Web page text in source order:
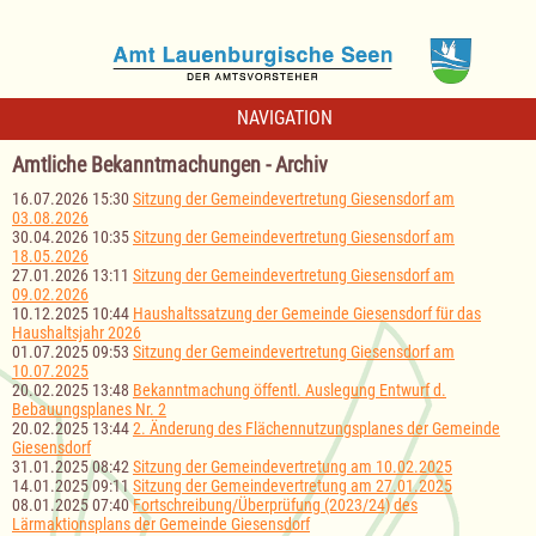
NAVIGATION
Amtliche Bekanntmachungen - Archiv
16.07.2026 15:30 Sitzung der Gemeindevertretung Giesensdorf am
03.08.2026
30.04.2026 10:35Sitzung der Gemeindevertretung Giesensdorf am
18.05.2026
27.01.2026 13:11 Sitzung der Gemeindevertretung Giesensdorf am
09.02.2026
10.12.2025 10:44 Haushaltssatzung der Gemeinde Giesensdorf für das
Haushaltsjahr 2026
01.07.2025 09:53 Sitzung der Gemeindevertretung Giesensdorf am
10.07.2025
20.02.2025 13:48 Bekanntmachung öffentl. Auslegung Entwurf d.
Bebauungsplanes Nr. 2
20.02.2025 13:442. Änderung des Flächennutzungsplanes der Gemeinde
Giesensdorf
31.01.2025 08:42 Sitzung der Gemeindevertretung am 10.02.2025
14.01.2025 09:11 Sitzung der Gemeindevertretung am 27.01.2025
08.01.2025 07:40Fortschreibung/Überprüfung (2023/24) des
Lärmaktionsplans der Gemeinde Giesensdorf